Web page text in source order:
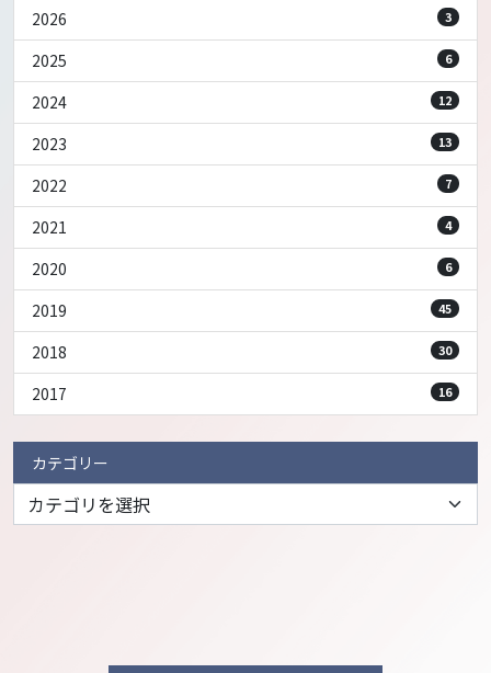
2026
3
2025 6
2024 12
2023 13
2022 7
2021 4
2020 6
2019 45
2018 30
2017 16
カテゴリー